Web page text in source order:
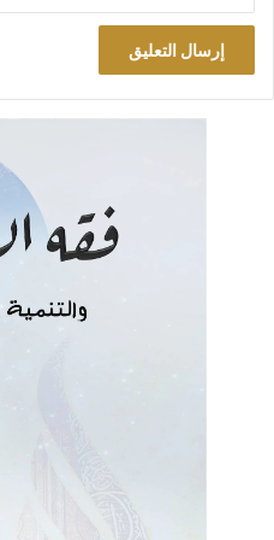
الحكومة العراقية نوري المالكي
الموسوي ونقله إلى إيران مشيراً
اتهام خطير لشخص خطير.. إنه
من شخص أخوه رئيس حكومة
وفي الخبر تفاصيل عن المجرم
بد من التعريج عليها لتتكون عند
الموضوع، جاء فيها: “وكانت القوات
القتل والخطف فضلاً عن تلقيه
وضبط بحوزته أكثر من مليون